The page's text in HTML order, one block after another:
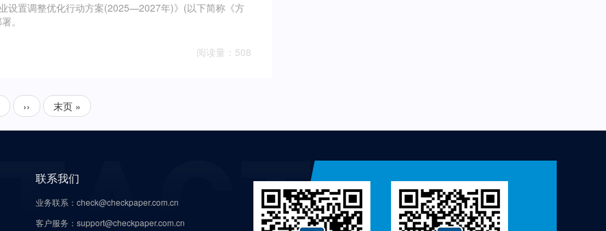
置调整优化行动方案(2025—2027年)》(以下简称《方
。
阅读量：508
›› 末页 »
联系我们
业务联系：check@checkpaper.com.cn
客户服务：support@checkpaper.com.cn